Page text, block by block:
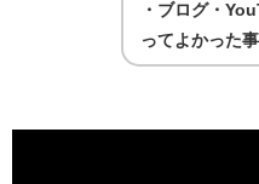
・ブログ・
ってよかった